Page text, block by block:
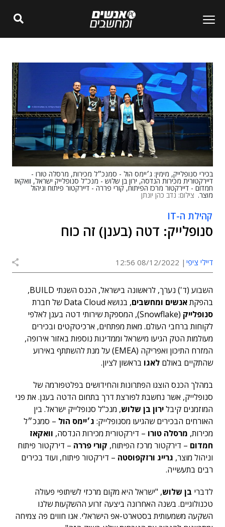
בכירי סנופלייק, מימין: ג׳יימס הול - סמנכ״ל מכירות, מרסלה טורו -
דיירקטורית מכירות הנדסה, ירון בן שלוש - מנכ"ל סנופלייק ישראל, וואקאז
חמדום - דיירקטור מרכז הפיתוח, קורי פררה - דיירקטור פיתוח וניהול
מוצר. צילום: נדב כהן יונתן
קהילת ה-IT
סנופלייק: דטה (בענן) זה כוח
דיילי ציפי 08/12/2022 12:56
השבוע (ד') נערך, לראשונה בישראל, הכנס השנתי BUILD,
בהפקתאנשים ומחשבים, בנושא Data Cloud של חברת
סנופלייק
(Snowflake), המספקת שירותי דטה בענן לאלפי
לקוחות ברחבי העולם. מאות מפתחים, ארכיטקטים ובכירים
מעולמות הטק הגיעו מישראל וממדינות נוספות באזור אירופה,
המזרח התיכון ואפריקה (EMEA) על מנת להשתתף באירוע
שהתקיים באולם לאגו בראשון לציון.
במהלך הכנס הוצגו הפתרונות והחידושים בפלטפורמה של
סנופלייק, אשר נחשבת לפורצת דרך בתחום הדטה בענן. את פני
המוזמנים קיבלירון בן שלוש, מנכ"ל סנופלייק ישראל. בין
האורחים הבכירים שהגיעו מסנופלייק: ג׳יימס הול – סמנכ״ל
מכירות, מרסלה טורו – דירקטורית מכירות הנדסה, וואקאז
חמדום – דירקטור מרכז הפיתוח, קורי פררה – דירקטור פיתוח
וניהול מוצר, גרייג ורזקפוסטה – דירקטור פיתוח, ועוד בכירים
רבים בתעשייה.
לדברי בן שלוש, "ישראל היא מקום מרכזי לשיתופי פעולה
טכנולוגיים. בשנה האחרונה ביצעה זרוע ההשקעות שלנו
השקעה משמעותית בסטארט-אפ הישראלי. אנו חווים פה צמיחה